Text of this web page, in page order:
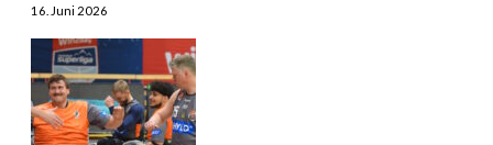
16. Juni 2026